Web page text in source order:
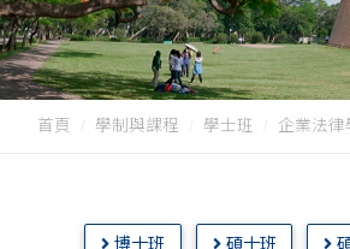
首頁 學制與課程 學士班 企業法律
博士班 碩士班